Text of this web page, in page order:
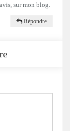
sur mon blog.
Répondre